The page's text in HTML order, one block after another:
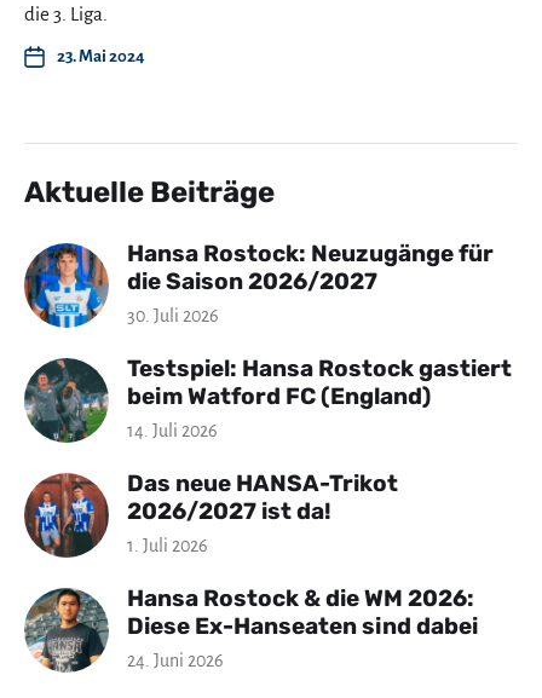
die 3. Liga.
23. Mai 2024
Aktuelle Beiträge
Hansa Rostock: Neuzugänge für
die Saison 2026/2027
30. Juli 2026
Testspiel: Hansa Rostock gastiert
beim Watford FC (England)
14. Juli 2026
Das neue HANSA-Trikot
2026/2027 ist da!
1. Juli 2026
Hansa Rostock & die WM 2026:
Diese Ex-Hanseaten sind dabei
24. Juni 2026